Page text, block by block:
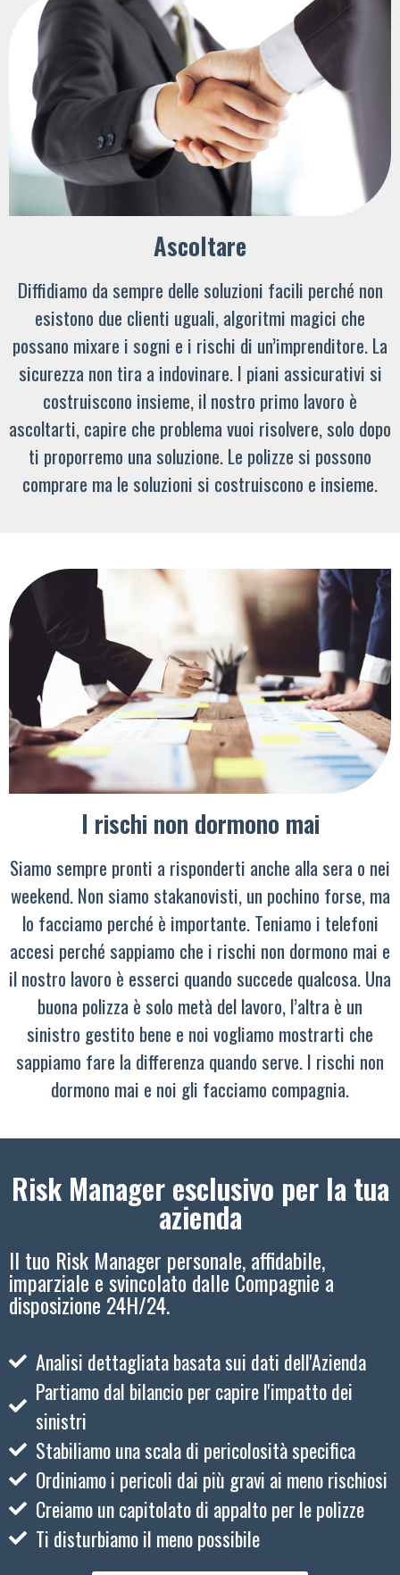
Ascoltare
Diffidiamo da sempre delle soluzioni facili perché non
esistono due clienti uguali, algoritmi magici che
possano mixare i sogni e i rischi di un’imprenditore. La
sicurezza non tira a indovinare. I piani assicurativi si
costruiscono insieme, il nostro primo lavoro è
ascoltarti, capire che problema vuoi risolvere, solo dopo
ti proporremo una soluzione. Le polizze si possono
comprare ma le soluzioni si costruiscono e insieme.
I rischi non dormono mai
Siamo sempre pronti a risponderti anche alla sera o nei
weekend. Non siamo stakanovisti, un pochino forse, ma
lo facciamo perché è importante. Teniamo i telefoni
accesi perché sappiamo che i rischi non dormono mai e
il nostro lavoro è esserci quando succede qualcosa. Una
buona polizza è solo metà del lavoro, l’altra è un
sinistro gestito bene e noi vogliamo mostrarti che
sappiamo fare la differenza quando serve. I rischi non
dormono mai e noi gli facciamo compagnia.
Risk Manager esclusivo per la tua
azienda
Il tuo Risk Manager personale, affidabile,
imparziale e svincolato dalle Compagnie a
disposizione 24H/24.
Analisi dettagliata basata sui dati dell'Azienda
Partiamo dal bilancio per capire l'impatto dei
sinistri
Stabiliamo una scala di pericolosità specifica
Ordiniamo i pericoli dai più gravi ai meno rischiosi
Creiamo un capitolato di appalto per le polizze
Ti disturbiamo il meno possibile